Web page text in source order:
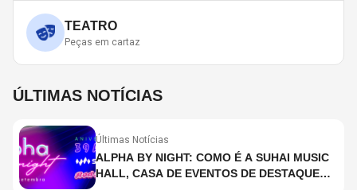
TEATRO
Peças em cartaz
ÚLTIMAS NOTÍCIAS
Últimas Notícias
ALPHA BY NIGHT: COMO É A SUHAI MUSIC
HALL, CASA DE EVENTOS DE DESTAQUE